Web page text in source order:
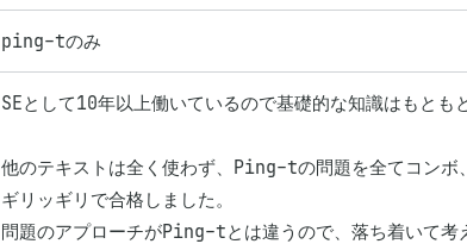
ping-tのみ
SEとして10年以上働いているので基礎的な知識はもとも
他のテキストは全く使わず、Ping-tの問題を全てコンボ
ギリッギリで合格しました。
問題のアプローチがPing-tとは違うので、落ち着いて